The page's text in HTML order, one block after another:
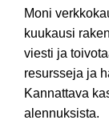
Moni
kuukausi
viesti ja
resursseja ja
Kannattava
alennuksista.